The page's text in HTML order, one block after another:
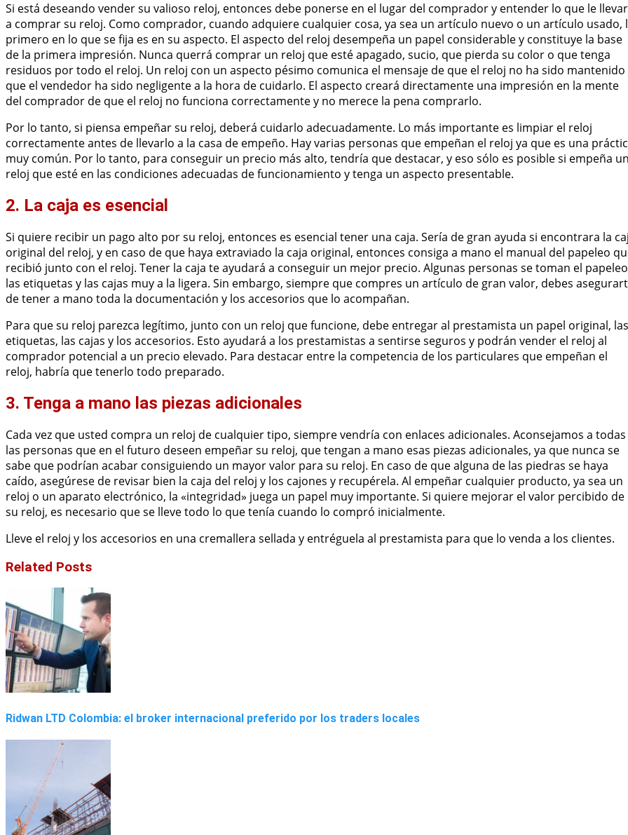
Si está deseando vender su valioso reloj, entonces debe ponerse en el lugar del comprador y entender lo que le
a comprar su reloj. Como comprador, cuando adquiere cualquier cosa, ya sea un artículo nuevo o un artículo usado,
primero en lo que se fija es en su aspecto. El aspecto del reloj desempeña un papel considerable y constituye la base
de la primera impresión. Nunca querrá comprar un reloj que esté apagado, sucio, que pierda su color o que tenga
residuos por todo el reloj. Un reloj con un aspecto pésimo comunica el mensaje de que el reloj no ha sido mantenido
que el vendedor ha sido negligente a la hora de cuidarlo. El aspecto creará directamente una impresión en la mente
del comprador de que el reloj no funciona correctamente y no merece la pena comprarlo.
Por lo tanto, si piensa empeñar su reloj, deberá cuidarlo adecuadamente. Lo más importante es limpiar el reloj
correctamente antes de llevarlo a la casa de empeño. Hay varias personas que empeñan el reloj ya que es una
muy común. Por lo tanto, para conseguir un precio más alto, tendría que destacar, y eso sólo es posible si empeña un
reloj que esté en las condiciones adecuadas de funcionamiento y tenga un aspecto presentable.
2. La caja es esencial
Si quiere recibir un pago alto por su reloj, entonces es esencial tener una caja. Sería de gran ayuda si encontrara la
original del reloj, y en caso de que haya extraviado la caja original, entonces consiga a mano el manual del papeleo
recibió junto con el reloj. Tener la caja te ayudará a conseguir un mejor precio. Algunas personas se toman el
las etiquetas y las cajas muy a la ligera. Sin embargo, siempre que compres un artículo de gran valor, debes
de tener a mano toda la documentación y los accesorios que lo acompañan.
Para que su reloj parezca legítimo, junto con un reloj que funcione, debe entregar al prestamista un papel original, las
etiquetas, las cajas y los accesorios. Esto ayudará a los prestamistas a sentirse seguros y podrán vender el reloj al
comprador potencial a un precio elevado. Para destacar entre la competencia de los particulares que empeñan el
reloj, habría que tenerlo todo preparado.
3. Tenga a mano las piezas adicionales
Cada vez que usted compra un reloj de cualquier tipo, siempre vendría con enlaces adicionales. Aconsejamos a todas
las personas que en el futuro deseen empeñar su reloj, que tengan a mano esas piezas adicionales, ya que nunca se
sabe que podrían acabar consiguiendo un mayor valor para su reloj. En caso de que alguna de las piedras se haya
caído, asegúrese de revisar bien la caja del reloj y los cajones y recupérela. Al empeñar cualquier producto, ya sea un
reloj o un aparato electrónico, la «integridad» juega un papel muy importante. Si quiere mejorar el valor percibido de
su reloj, es necesario que se lleve todo lo que tenía cuando lo compró inicialmente.
Lleve el reloj y los accesorios en una cremallera sellada y entréguela al prestamista para que lo venda a los clientes.
Related Posts
Ridwan LTD Colombia: el broker internacional preferido por los traders locales